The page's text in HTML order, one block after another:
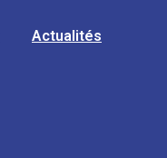
Actualités